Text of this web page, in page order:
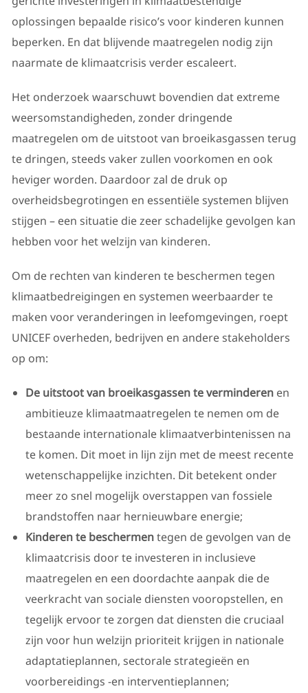
oplossingen bepaalde risico’s voor kinderen kunnen
beperken. En dat blijvende maatregelen nodig zijn
naarmate de klimaatcrisis verder escaleert.
Het onderzoek waarschuwt bovendien dat extreme
weersomstandigheden, zonder dringende
maatregelen om de uitstoot van broeikasgassen terug
te dringen, steeds vaker zullen voorkomen en ook
heviger worden. Daardoor zal de druk op
overheidsbegrotingen en essentiële systemen blijven
stijgen – een situatie die zeer schadelijke gevolgen kan
hebben voor het welzijn van kinderen.
Om de rechten van kinderen te beschermen tegen
klimaatbedreigingen en systemen weerbaarder te
maken voor veranderingen in leefomgevingen, roept
UNICEF overheden, bedrijven en andere stakeholders
op om:
De uitstoot van broeikasgassen te verminderen en
ambitieuze klimaatmaatregelen te nemen om de
bestaande internationale klimaatverbintenissen na
te komen. Dit moet in lijn zijn met de meest recente
wetenschappelijke inzichten. Dit betekent onder
meer zo snel mogelijk overstappen van fossiele
brandstoffen naar hernieuwbare energie;
Kinderen te beschermentegen de gevolgen van de
klimaatcrisis door te investeren in inclusieve
maatregelen en een doordachte aanpak die de
veerkracht van sociale diensten vooropstellen, en
tegelijk ervoor te zorgen dat diensten die cruciaal
zijn voor hun welzijn prioriteit krijgen in nationale
adaptatieplannen, sectorale strategieën en
voorbereidings -en interventieplannen;